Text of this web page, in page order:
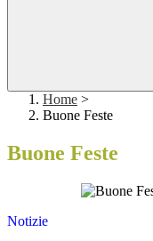
Home >
Buone Feste
Buone Feste
Notizie